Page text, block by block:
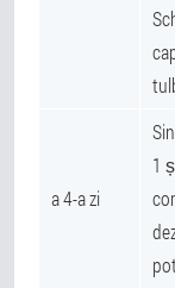
a 4-a zi
1